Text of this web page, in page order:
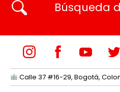
Búsqueda
Calle 37 #16-29, Bogotá,